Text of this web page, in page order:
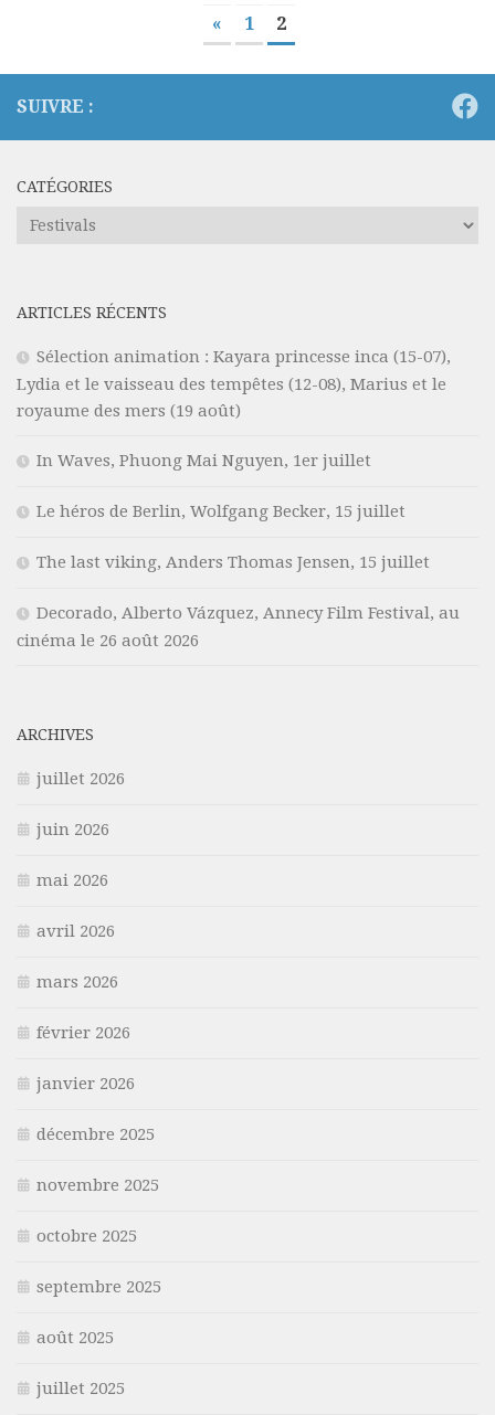
« 1 2
SUIVRE :
CATÉGORIES
Catégories
ARTICLES RÉCENTS
Sélection animation : Kayara princesse inca (15-07),
Lydia et le vaisseau des tempêtes (12-08), Marius et le
royaume des mers (19 août)
In Waves, Phuong Mai Nguyen, 1er juillet
Le héros de Berlin, Wolfgang Becker, 15 juillet
The last viking, Anders Thomas Jensen, 15 juillet
Decorado, Alberto Vázquez, Annecy Film Festival, au
cinéma le 26 août 2026
ARCHIVES
juillet 2026
juin 2026
mai 2026
avril 2026
mars 2026
février 2026
janvier 2026
décembre 2025
novembre 2025
octobre 2025
septembre 2025
août 2025
juillet 2025